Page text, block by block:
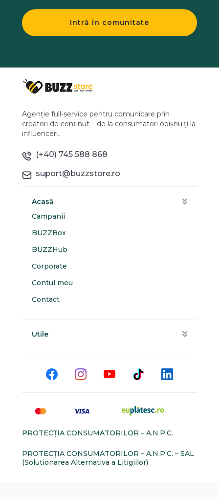
Intră în comunitate
Agenție full-service pentru comunicare prin
creatori de conținut – de la consumatori obișnuiți la
influenceri.
(+40) 745 588 868
suport@buzzstore.ro
Acasă
Campanii
BUZZBox
BUZZHub
Corporate
Contul meu
Contact
Utile
PROTECŢIA CONSUMATORILOR – A.N.P.C.
PROTECŢIA CONSUMATORILOR – A.N.P.C. – SAL
(Solutionarea Alternativa a Litigiilor)